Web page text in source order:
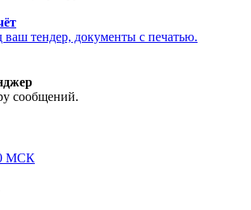
тендер, документы с печатью.
сообщений.
МСК